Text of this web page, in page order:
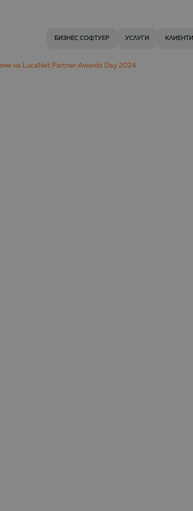
БИЗНЕС СОФТУЕР УСЛУГИ КЛИЕНТИ
на LucaNet Partner Awards Day 2024